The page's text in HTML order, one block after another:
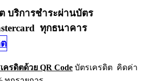
บริการชำระผ่านบัตร
ทุกธนาคาร
ครดิตด้วย QR Code บัตรเครดิต คิดค่า